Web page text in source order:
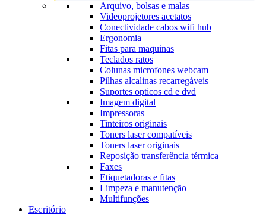
Arquivo, bolsas e malas
Videoprojetores acetatos
Conectividade cabos wifi hub
Ergonomia
Fitas para maquinas
Teclados ratos
Colunas microfones webcam
Pilhas alcalinas recarregáveis
Suportes opticos cd e dvd
Imagem digital
Impressoras
Tinteiros originais
Toners laser compatíveis
Toners laser originais
Reposição transferência térmica
Faxes
Etiquetadoras e fitas
Limpeza e manutenção
Multifunções
Escritório